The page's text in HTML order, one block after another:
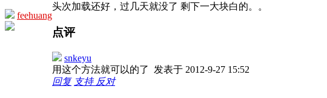
feehuang
头次加载还好，过几天就没了 剩下一大块白的。。
点评
snkeyu
用这个方法就可以的了 发表于 2012-9-27 15:52
回复 支持 反对